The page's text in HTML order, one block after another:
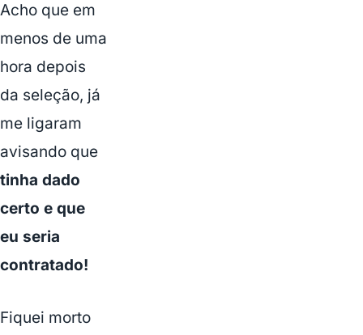
Acho que em
menos de uma
hora depois
da seleção, já
me ligaram
avisando que
tinha dado
certo e que
eu seria
contratado!
Fiquei morto